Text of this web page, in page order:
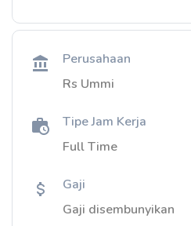
Perusahaan
Rs Ummi
Tipe Jam Kerja
Full Time
Gaji
Gaji disembunyikan